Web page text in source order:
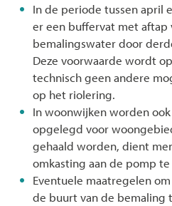
In de periode tussen april
er een buffervat met aftap
bemalingswater door
Deze voorwaarde wordt
technisch geen andere
op het riolering.
In woonwijken worden
opgelegd voor
gehaald worden, dient
omkasting aan de pomp te
Eventuele maatregelen
de buurt van de bemaling